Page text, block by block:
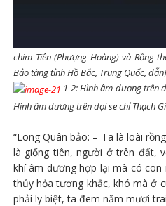
chim Tiên (Phượng Hoàng) và Rồng
Bảo tàng tỉnh Hồ Bắc, Trung Quốc, dẫn]
1-2: Hình âm dương trên
Hình âm dương trên dọi se chỉ Thạch
“Long Quân bảo: – Ta là loài
là giống tiên, người ở trên đất,
khí âm dương hợp lại mà có
thủy hỏa tương khắc, khó mà ở
phải ly biệt, ta đem năm mươi